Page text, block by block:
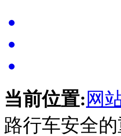
当前位置: 网
路行车安全